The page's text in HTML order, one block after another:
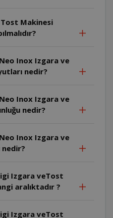
Makinesi
Inox Izgara ve
nedir?
Inox Izgara ve
nedir?
Inox Izgara ve
Izgara veTost
aralıktadır ?
Izgara veTost